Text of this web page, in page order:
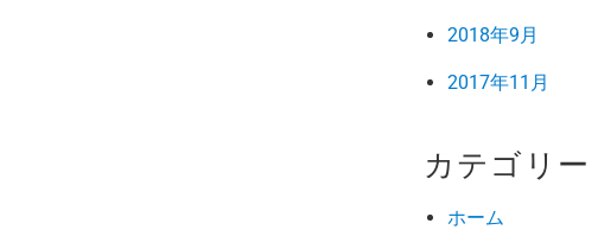
2018年9月
2017年11月
カテゴリー
ホーム